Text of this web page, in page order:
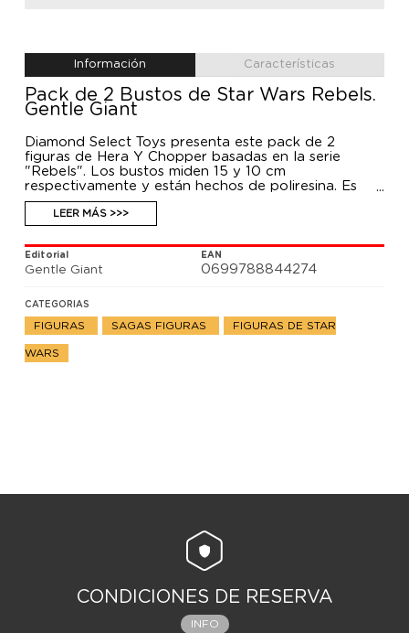
Información Características
Pack de 2 Bustos de Star Wars Rebels.
Gentle Giant
Diamond Select Toys presenta este pack de 2
figuras de Hera Y Chopper basadas en la serie
"Rebels". Los bustos miden 15 y 10 cm
respectivamente y están hechos de poliresina. Es
una edición limitada a 3000 unidades con un
certificado de autenticidad en una caja numerada a
mano. Esculpida por Gentle Giant.
LEER MÁS >>>
Editorial
Gentle Giant
EAN
0699788844274
CATEGORIAS
FIGURAS SAGAS FIGURAS FIGURAS DE STAR
WARS
CONDICIONES DE RESERVA
INFO